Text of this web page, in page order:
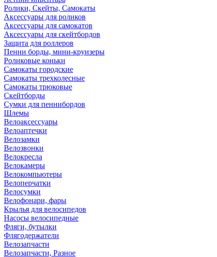
Ролики, Скейты, Самокаты
Аксессуары для роликов
Аксессуары для самокатов
Аксессуары для скейтбордов
Защита для роллеров
Пенни борды, мини-круизеры
Роликовые коньки
Самокаты городские
Самокаты трехколесные
Самокаты трюковые
Скейтборды
Сумки для пеннибордов
Шлемы
Велоаксессуары
Велоаптечки
Велозамки
Велозвонки
Велокресла
Велокамеры
Велокомпьютеры
Велоперчатки
Велосумки
Велофонари, фары
Крылья для велосипедов
Насосы велосипедные
Фляги, бутылки
Флягодержатели
Велозапчасти
Велозапчасти, Разное